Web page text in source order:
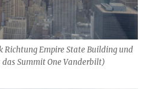
Richtung Empire State Building und
Summit One Vanderbilt)